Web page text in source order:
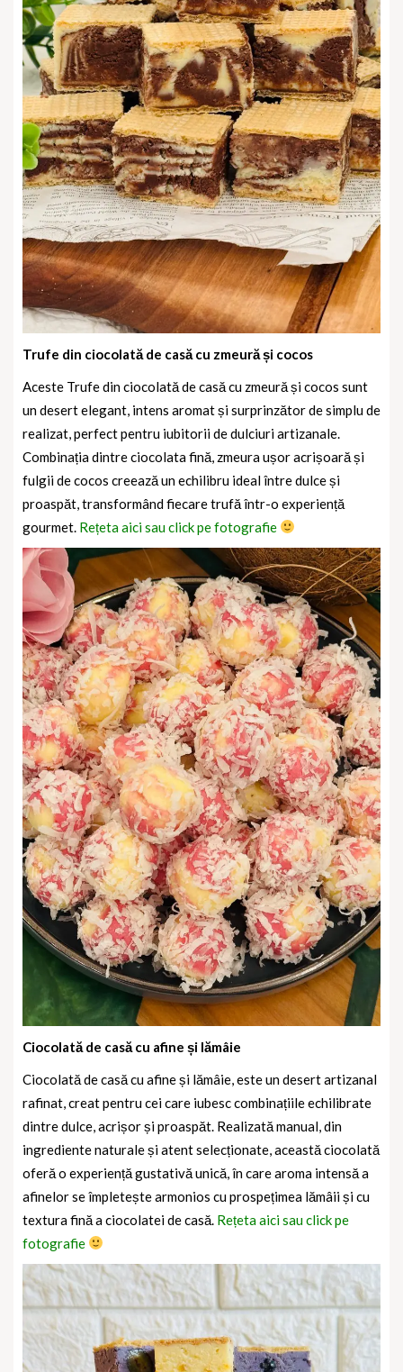
Trufe din ciocolată de casă cu zmeură și cocos
Aceste Trufe din ciocolată de casă cu zmeură și cocos sunt
un desert elegant, intens aromat și surprinzător de simplu de
realizat, perfect pentru iubitorii de dulciuri artizanale.
Combinația dintre ciocolata fină, zmeura ușor acrișoară și
fulgii de cocos creează un echilibru ideal între dulce și
proaspăt, transformând fiecare trufă într-o experiență
gourmet. Rețeta aici sau click pe fotografie
Ciocolată de casă cu afine și lămâie
Ciocolată de casă cu afine și lămâie, este un desert artizanal
rafinat, creat pentru cei care iubesc combinațiile echilibrate
dintre dulce, acrișor și proaspăt. Realizată manual, din
ingrediente naturale și atent selecționate, această ciocolată
oferă o experiență gustativă unică, în care aroma intensă a
afinelor se împletește armonios cu prospețimea lămâii și cu
textura fină a ciocolatei de casă. Rețeta aici sau click pe
fotografie